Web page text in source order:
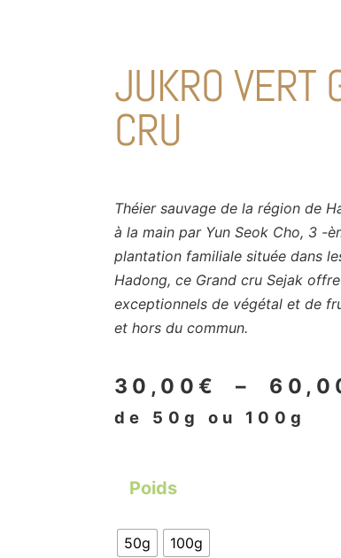
JUKRO VERT
CRU
Théier sauvage de la région de
à la main par Yun Seok Cho, 3 -
plantation familiale située dans
Hadong, ce Grand cru Sejak
exceptionnels de végétal et de
et hors du commun.
30,00 € –
de 50g ou 100g
Poids
50g 100g